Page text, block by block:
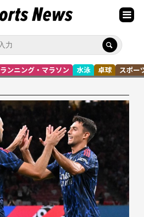
ランニング・マラソン 水泳 卓球 スポー